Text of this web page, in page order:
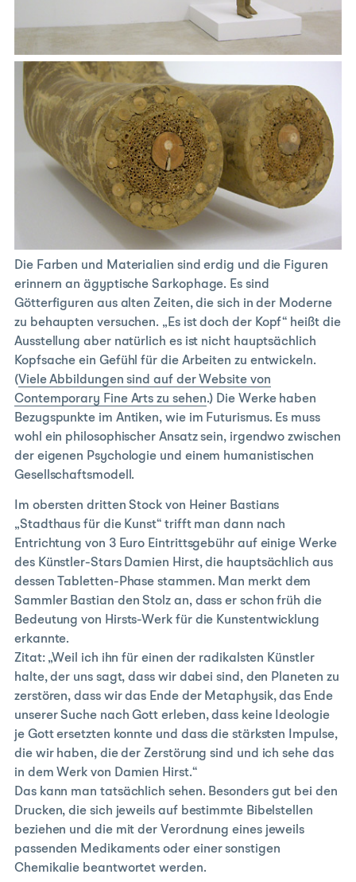
Die Farben und Materialien sind erdig und die Figuren
erinnern an ägyptische Sarkophage. Es sind
Götterfiguren aus alten Zeiten, die sich in der Moderne
zu behaupten versuchen. „Es ist doch der Kopf“ heißt die
Ausstellung aber natürlich es ist nicht hauptsächlich
Kopfsache ein Gefühl für die Arbeiten zu entwickeln.
(Viele Abbildungen sind auf der Website von
Contemporary Fine Arts zu sehen.) Die Werke haben
Bezugspunkte im Antiken, wie im Futurismus. Es muss
wohl ein philosophischer Ansatz sein, irgendwo zwischen
der eigenen Psychologie und einem humanistischen
Gesellschaftsmodell.
Im obersten dritten Stock von Heiner Bastians
„Stadthaus für die Kunst“ trifft man dann nach
Entrichtung von 3 Euro Eintrittsgebühr auf einige Werke
des Künstler-Stars Damien Hirst, die hauptsächlich aus
dessen Tabletten-Phase stammen. Man merkt dem
Sammler Bastian den Stolz an, dass er schon früh die
Bedeutung von Hirsts-Werk für die Kunstentwicklung
erkannte.
Zitat: „Weil ich ihn für einen der radikalsten Künstler
halte, der uns sagt, dass wir dabei sind, den Planeten zu
zerstören, dass wir das Ende der Metaphysik, das Ende
unserer Suche nach Gott erleben, dass keine Ideologie
je Gott ersetzten konnte und dass die stärksten Impulse,
die wir haben, die der Zerstörung sind und ich sehe das
in dem Werk von Damien Hirst.“
Das kann man tatsächlich sehen. Besonders gut bei den
Drucken, die sich jeweils auf bestimmte Bibelstellen
beziehen und die mit der Verordnung eines jeweils
passenden Medikaments oder einer sonstigen
Chemikalie beantwortet werden.